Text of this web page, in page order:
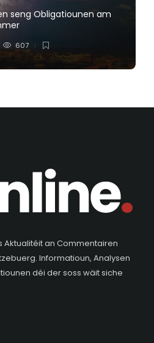
seng Obligatiounen am
607
Aktualitéit an Commentairen
Informatioun, Analysen
déi der soss wäit siche